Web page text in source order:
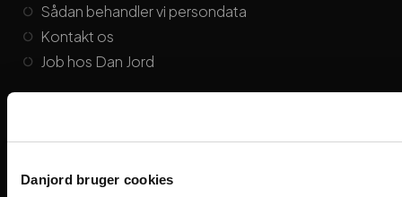
Danjord bruger cookies
Sådan behandler vi persondata
Kontakt os
Job hos Dan Jord
Kontakt Dan Jord
+4586 21 26 55
Viengevej 8, 8240 Risskov